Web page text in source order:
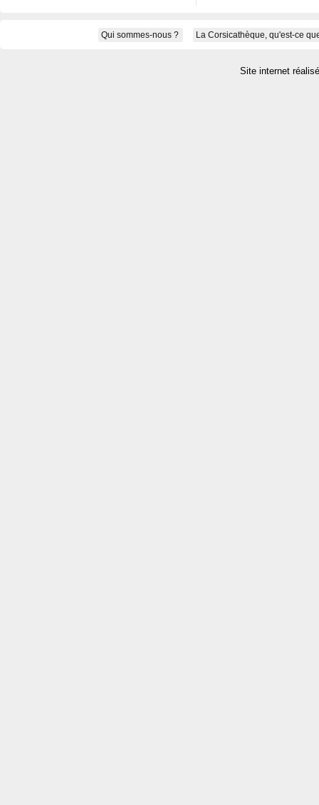
Qui sommes-nous ? La Corsicathèque, qu'est-ce
Site internet